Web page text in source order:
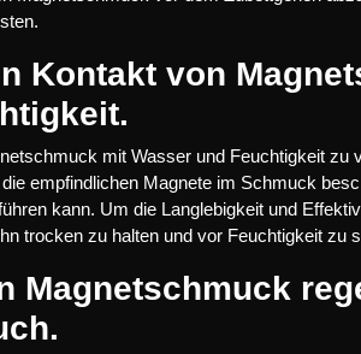
Kontakt von
mit Wasser und Feuchtigkeit zu
empfindlichen Magnete im Schmuck
kann. Um die Langlebigkeit und
trocken zu halten und vor Feuchtigkeit zu
Magnetschmuck